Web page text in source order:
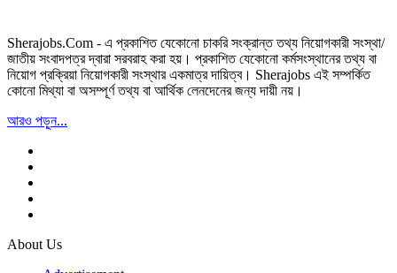
Sherajobs.Com - এ প্রকাশিত যেকোনো চাকরি সংক্রান্ত তথ্য নিয়োগকারী সংস্থা/
জাতীয় সংবাদপত্র দ্বারা সরবরাহ করা হয়। প্রকাশিত যেকোনো কর্মসংস্থানের তথ্য বা
নিয়োগ প্রক্রিয়া নিয়োগকারী সংস্থার একমাত্র দায়িত্ব। Sherajobs এই সম্পর্কিত
কোনো মিথ্যা বা অসম্পূর্ণ তথ্য বা আর্থিক লেনদেনের জন্য দায়ী নয়।
আরও পড়ুন...
About Us